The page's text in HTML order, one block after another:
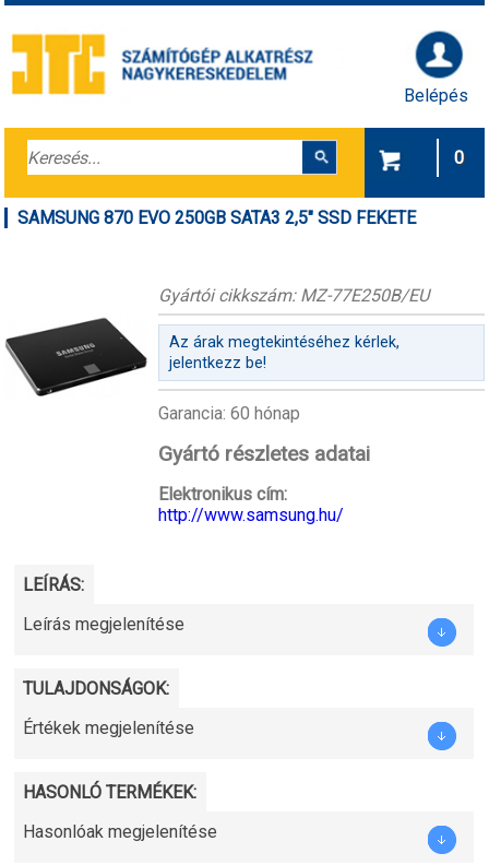
Belépés
0
SAMSUNG 870 EVO 250GB SATA3 2,5" SSD FEKETE
Gyártói cikkszám: MZ-77E250B/EU
Az árak megtekintéséhez kérlek,
jelentkezz be!
Garancia: 60 hónap
Gyártó részletes adatai
Elektronikus cím:
http://www.samsung.hu/
LEÍRÁS:
Leírás megjelenítése
TULAJDONSÁGOK:
Értékek megjelenítése
HASONLÓ TERMÉKEK:
Hasonlóak megjelenítése